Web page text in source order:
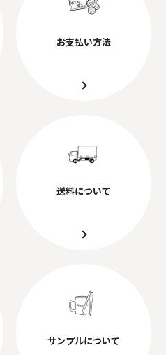
お支払い方法
送料について
サンプルについて